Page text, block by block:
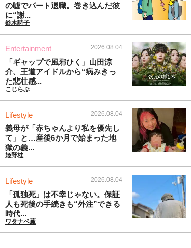
の嘘でパート退職。巻き込んだ彼
に“謝...
鈴木詩子
Entertainment 2026.08.04
「ギャップで風邪ひく」山田涼
介、王道アイドルから“病みきっ
た悲壮感...
こじらぶ
Lifestyle 2026.08.04
義母が「赤ちゃんより私を優先し
て」と…産後6か月で始まった地
獄の義...
姫野桂
Lifestyle 2026.08.04
「孤独死」は不幸じゃない。保証
人も死後の手続きも“外注”できる
時代...
ワタナベ薫